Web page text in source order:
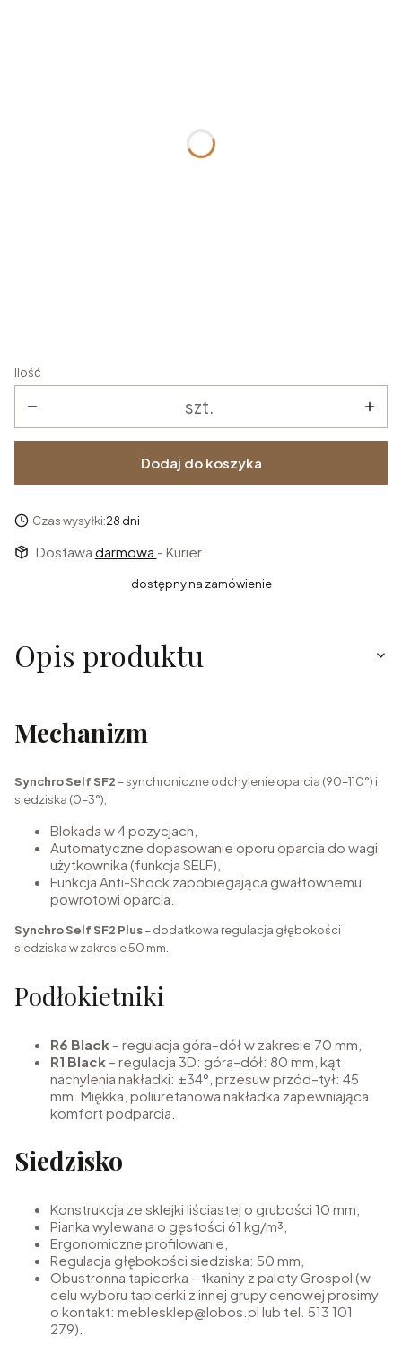
Ilość
szt.
Dodaj do koszyka
Czas wysyłki:28 dni
Dostawa darmowa - Kurier
dostępny na zamówienie
Opis produktu
Mechanizm
Synchro Self SF2 – synchroniczne odchylenie oparcia (90–110°) i
siedziska (0–3°),
Blokada w 4 pozycjach,
Automatyczne dopasowanie oporu oparcia do wagi
użytkownika (funkcja SELF),
Funkcja Anti-Shock zapobiegająca gwałtownemu
powrotowi oparcia.
Synchro Self SF2 Plus– dodatkowa regulacja głębokości
siedziska w zakresie 50 mm.
Podłokietniki
R6 Black – regulacja góra–dół w zakresie 70 mm,
R1 Black – regulacja 3D: góra–dół: 80 mm, kąt
nachylenia nakładki: ±34°, przesuw przód–tył: 45
mm. Miękka, poliuretanowa nakładka zapewniająca
komfort podparcia.
Siedzisko
Konstrukcja ze sklejki liściastej o grubości 10 mm,
Pianka wylewana o gęstości 61 kg/m³,
Ergonomiczne profilowanie,
Regulacja głębokości siedziska: 50 mm,
Obustronna tapicerka – tkaniny z palety Grospol (w
celu wyboru tapicerki z innej grupy cenowej prosimy
o kontakt: meblesklep@lobos.pl lub tel. 513 101
279).